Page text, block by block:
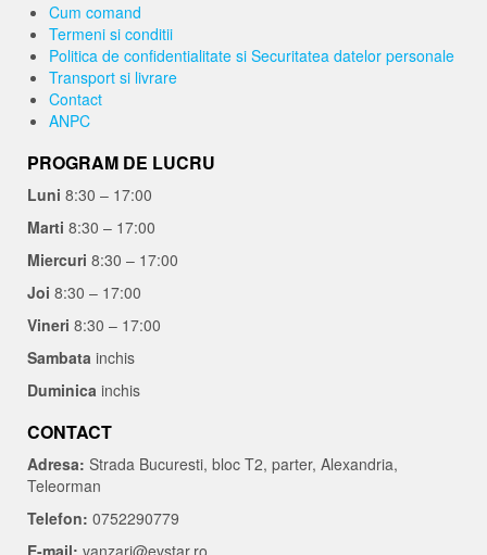
Cum comand
Termeni si conditii
Politica de confidentialitate si Securitatea datelor personale
Transport si livrare
Contact
ANPC
PROGRAM DE LUCRU
Luni 8:30 – 17:00
Marti 8:30 – 17:00
Miercuri 8:30 – 17:00
Joi 8:30 – 17:00
Vineri 8:30 – 17:00
Sambata inchis
Duminica inchis
CONTACT
Adresa: Strada Bucuresti, bloc T2, parter, Alexandria,
Teleorman
Telefon: 0752290779
E-mail: vanzari@evstar.ro